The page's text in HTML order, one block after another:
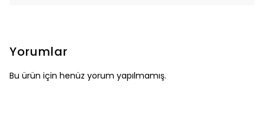
Yorumlar
Bu ürün için henüz yorum yapılmamış.